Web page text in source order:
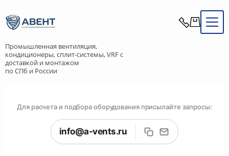
Промышленная вентиляция,
кондиционеры, сплит-системы, VRF с
доставкой и монтажом
по СПб и России
Для расчета и подбора оборудования присылайте запросы:
info@a-vents.ru